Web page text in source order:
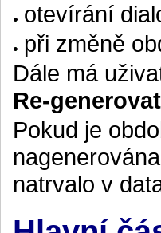
otevírání
při změně
Dále má
Re-
Pokud je
natrvalo v